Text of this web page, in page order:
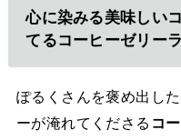
心に染みる美味しい
てるコーヒーゼリー
ぽるくさんを褒め出し
ーが淹れてくださる コ